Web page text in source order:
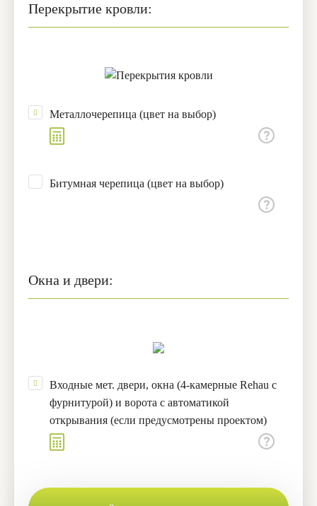
Перекрытие кровли:
Металлочерепица (цвет на выбор)
Битумная черепица (цвет на выбор)
Окна и двери:
Входные мет. двери, окна (4-камерные Rehau с
фурнитурой) и ворота с автоматикой
открывания (если предусмотрены проектом)